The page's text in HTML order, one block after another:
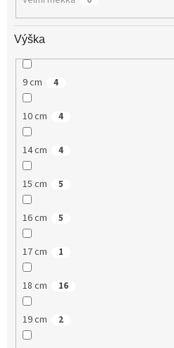
Výška
9 cm 4
10 cm 4
14 cm 4
15 cm 5
16 cm 5
17 cm 1
18 cm 16
19 cm 2